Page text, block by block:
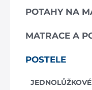
POTAHY NA
MATRACE A
POSTELE